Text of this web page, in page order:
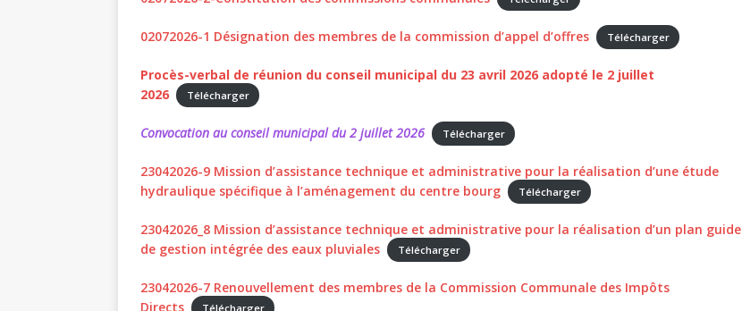
02072026-1 Désignation des membres de la commission d’appel d’offres Télécharger
Procès-verbal de réunion du conseil municipal du 23 avril 2026 adopté le 2 juillet
2026
Télécharger
Convocation au conseil municipal du 2 juillet 2026 Télécharger
23042026-9 Mission d’assistance technique et administrative pour la réalisation d’une étude
hydraulique spécifique à l’aménagement du centre bourg
Télécharger
23042026_8 Mission d’assistance technique et administrative pour la réalisation d’un plan guide
de gestion intégrée des eaux pluviales
Télécharger
23042026-7 Renouvellement des membres de la Commission Communale des Impôts
Directs
Télécharger